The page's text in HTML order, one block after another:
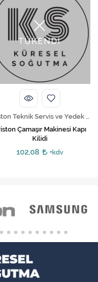
TÜKENDİ
Ariston Teknik Servis ve Yedek Parça Hizmetleri
Çamaşır Makinesi Kapı
Kilidi
102,08 +kdv